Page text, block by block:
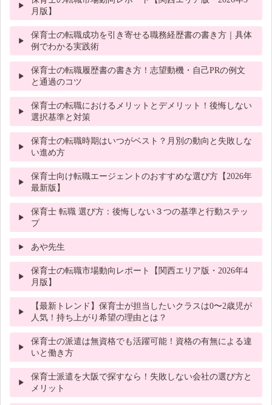
月版】
保育士の転職成功を引き寄せる職務経歴書の書き方｜具体
例でわかる実践術
保育士の転職履歴書の書き方！志望動機・自己PRの例文
と通過のコツ
保育士の転職におけるメリットとデメリット！後悔しない
選択基準と対策
保育士の転職時期はいつがベスト？月別の動向と失敗しな
い進め方
保育士向け転職エージェントのおすすめな選び方【2026年
最新版】
保育士 転職 選び方：後悔しない３つの基準と行動ステッ
プ
あや先生
保育士の転職市場動向レポート【関西エリア版・2026年4
月版】
【最新トレンド】保育士が担当したいクラスは0〜2歳児が
人気！持ち上がり希望の理由とは？
保育士の派遣は無資格でも活躍可能！資格の有無による違
いと働き方
保育士派遣を大阪で探すなら！失敗しない会社の選び方と
メリット